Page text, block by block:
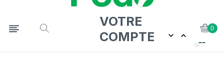
Basculer la navigation
☰
VOTRE
COMPTE
 
0